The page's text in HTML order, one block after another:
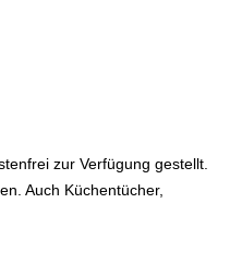
zur Verfügung gestellt.
Auch Küchentücher,